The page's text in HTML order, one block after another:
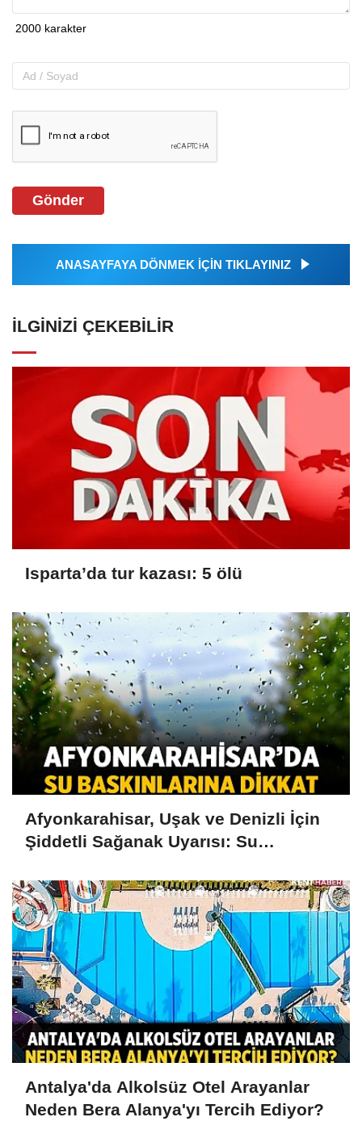
Gönder
ANASAYFAYA DÖNMEK İÇİN TIKLAYINIZ
İLGINIZI ÇEKEBILIR
Isparta’da tur kazası: 5 ölü
Afyonkarahisar, Uşak ve Denizli İçin
Şiddetli Sağanak Uyarısı: Su
Antalya'da Alkolsüz Otel Arayanlar
Neden Bera Alanya'yı Tercih Ediyor?